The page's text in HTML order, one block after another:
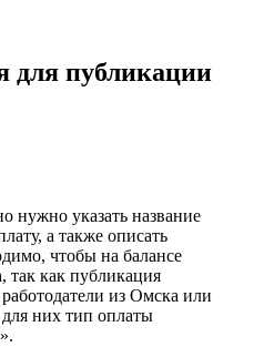
для публикации
нужно указать название
а также описать
чтобы на балансе
так как публикация
из Омска или
них тип оплаты